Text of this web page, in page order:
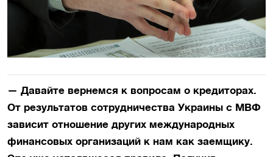
— Давайте вернемся к вопросам о кредиторах.
От результатов сотрудничества Украины с МВФ
зависит отношение других международных
финансовых организаций к нам как заемщику.